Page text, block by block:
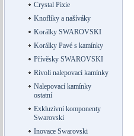
Crystal Pixie
Knoflíky a našíváky
Korálky SWAROVSKI
Korálky Pavé s kamínky
Přívěsky SWAROVSKI
Rivoli nalepovací kamínky
Nalepovací kamínky
ostatní
Exkluzívní komponenty
Swarovski
Inovace Swarovski